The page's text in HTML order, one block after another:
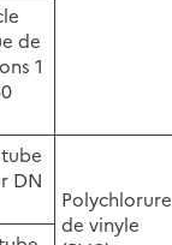
de
1
DN
Polychlorure
de vinyle